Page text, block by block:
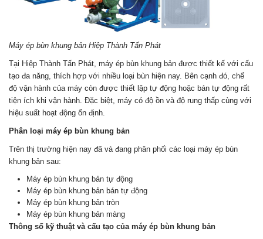
Máy ép bùn khung bản Hiệp Thành Tấn Phát
Tại Hiệp Thành Tấn Phát, máy ép bùn khung bản được thiết kế với cấu
tạo đa năng, thích hợp với nhiều loại bùn hiện nay. Bên cạnh đó, chế
độ vận hành của máy còn được thiết lập tự động hoặc bán tự động rất
tiện ích khi vận hành. Đặc biệt, máy có độ ồn và độ rung thấp cùng với
hiệu suất hoạt động ổn định.
Phân loại máy ép bùn khung bản
Trên thị trường hiện nay đã và đang phân phối các loại máy ép bùn
khung bản sau:
Máy ép bùn khung bản tự động
Máy ép bùn khung bản bán tự động
Máy ép bùn khung bản tròn
Máy ép bùn khung bản màng
Thông số kỹ thuật và cấu tạo của máy ép bùn khung bản